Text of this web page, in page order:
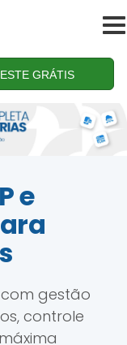
GRÁTIS
e
gestão
controle